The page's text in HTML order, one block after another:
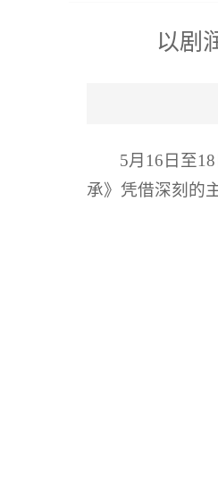
以剧
5月16日至
承》凭借深刻的